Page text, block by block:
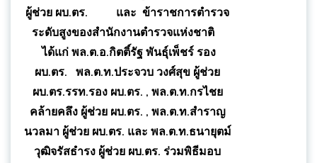
ผู้ช่วย ผบ.ตร. และ ข้าราชการตำรวจ
ระดับสูงของสำนักงานตำรวจแห่งชาติ
ได้แก่ พล.ต.อ.กิตติ์รัฐ พันธุ์เพ็ชร์ รอง
ผบ.ตร. พล.ต.ท.ประจวบ วงศ์สุข ผู้ช่วย
ผบ.ตร.รรท.รอง ผบ.ตร. , พล.ต.ท.กรไชย
คล้ายคลึง ผู้ช่วย ผบ.ตร. , พล.ต.ท.สำราญ
นวลมา ผู้ช่วย ผบ.ตร. และ พล.ต.ท.ธนายุตม์
วุฒิจรัสธำรง ผู้ช่วย ผบ.ตร. ร่วมพิธีมอบ